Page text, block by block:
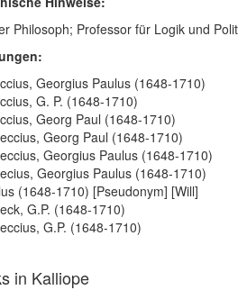
Philosoph; Professor für Logik und
Georgius Paulus (1648-1710)
G. P. (1648-1710)
Georg Paul (1648-1710)
Georg Paul (1648-1710)
Georgius Paulus (1648-1710)
Georgius Paulus (1648-1710)
(1648-1710) [Pseudonym] [Will]
G.P. (1648-1710)
G.P. (1648-1710)
in Kalliope